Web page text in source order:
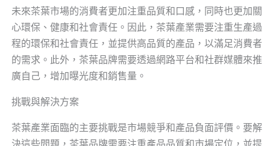
未來茶葉市場的消費者更加注重品質和口感，同時也更加關
心環保、健康和社會責任。因此，茶葉產業需要注重生產過
程的環保和社會責任，並提供高品質的產品，以滿足消費者
的需求。此外，茶葉品牌需要透過網路平台和社群媒體來推
廣自己，增加曝光度和銷售量。
挑戰與解決方案
茶葉產業面臨的主要挑戰是市場競爭和產品負面評價。要解